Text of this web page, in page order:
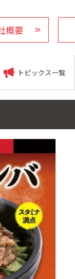
概要
トピックス一覧